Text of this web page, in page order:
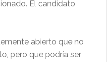
El candidato
abierto que no
pero que podría ser